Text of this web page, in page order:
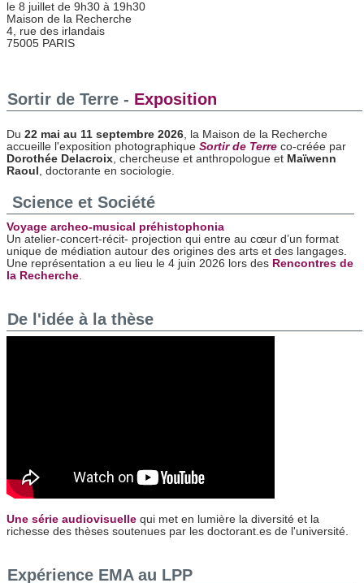
le 8 juillet de 9h30 à 19h30
Maison de la Recherche
4, rue des irlandais
75005 PARIS
Sortir de Terre - Exposition
Du 22 mai au 11 septembre 2026, la Maison de la Recherche
accueille l'exposition photographique Sortir de Terre co-créée par
Dorothée Delacroix, chercheuse et anthropologue et Maïwenn
Raoul , doctorante en sociologie.
Science et Société
Voyage archeo-musical préhistophonia
Un atelier-concert-récit- projection qui entre au cœur d’un format
unique de médiation autour des origines des arts et des langages.
Une représentation a eu lieu le 4 juin 2026 lors des Rencontres de
la Recherche.
De l'idée à la thèse
Une série audiovisuelle qui met en lumière la diversité et la
richesse des thèses soutenues par les doctorant.es de l'université.
Expérience EMA au LPP